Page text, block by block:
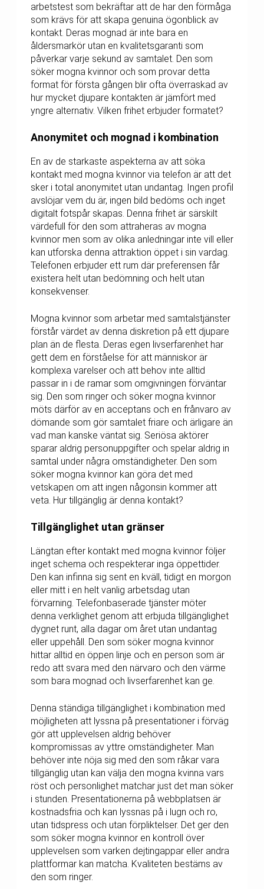
arbetstest som bekräftar att de har den förmåga
som krävs för att skapa genuina ögonblick av
kontakt. Deras mognad är inte bara en
åldersmarkör utan en kvalitetsgaranti som
påverkar varje sekund av samtalet. Den som
söker mogna kvinnor och som provar detta
format för första gången blir ofta överraskad av
hur mycket djupare kontakten är jämfört med
yngre alternativ. Vilken frihet erbjuder formatet?
Anonymitet och mognad i kombination
En av de starkaste aspekterna av att söka
kontakt med mogna kvinnor via telefon är att det
sker i total anonymitet utan undantag. Ingen profil
avslöjar vem du är, ingen bild bedöms och inget
digitalt fotspår skapas. Denna frihet är särskilt
värdefull för den som attraheras av mogna
kvinnor men som av olika anledningar inte vill eller
kan utforska denna attraktion öppet i sin vardag.
Telefonen erbjuder ett rum där preferensen får
existera helt utan bedömning och helt utan
konsekvenser.
Mogna kvinnor som arbetar med samtalstjänster
förstår värdet av denna diskretion på ett djupare
plan än de flesta. Deras egen livserfarenhet har
gett dem en förståelse för att människor är
komplexa varelser och att behov inte alltid
passar in i de ramar som omgivningen förväntar
sig. Den som ringer och söker mogna kvinnor
möts därför av en acceptans och en frånvaro av
dömande som gör samtalet friare och ärligare än
vad man kanske väntat sig. Seriösa aktörer
sparar aldrig personuppgifter och spelar aldrig in
samtal under några omständigheter. Den som
söker mogna kvinnor kan göra det med
vetskapen om att ingen någonsin kommer att
veta. Hur tillgänglig är denna kontakt?
Tillgänglighet utan gränser
Längtan efter kontakt med mogna kvinnor följer
inget schema och respekterar inga öppettider.
Den kan infinna sig sent en kväll, tidigt en morgon
eller mitt i en helt vanlig arbetsdag utan
förvarning. Telefonbaserade tjänster möter
denna verklighet genom att erbjuda tillgänglighet
dygnet runt, alla dagar om året utan undantag
eller uppehåll. Den som söker mogna kvinnor
hittar alltid en öppen linje och en person som är
redo att svara med den närvaro och den värme
som bara mognad och livserfarenhet kan ge.
Denna ständiga tillgänglighet i kombination med
möjligheten att lyssna på presentationer i förväg
gör att upplevelsen aldrig behöver
kompromissas av yttre omständigheter. Man
behöver inte nöja sig med den som råkar vara
tillgänglig utan kan välja den mogna kvinna vars
röst och personlighet matchar just det man söker
i stunden. Presentationerna på webbplatsen är
kostnadsfria och kan lyssnas på i lugn och ro,
utan tidspress och utan förpliktelser. Det ger den
som söker mogna kvinnor en kontroll över
upplevelsen som varken dejtingappar eller andra
plattformar kan matcha. Kvaliteten bestäms av
den som ringer.